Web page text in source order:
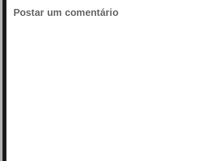
Postar um comentário